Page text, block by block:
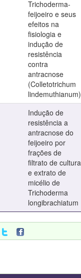
Trichoderma-
feijoeiro e seus
efeitos na
fisiologia e
indução de
resistência
contra
antracnose
(Colletotrichum
lindemuthianum)
Indução de
resistência a
antracnose do
feijoeiro por
frações de
filtrato de cultura
e extrato de
micélio de
Trichoderma
longibrachiatum